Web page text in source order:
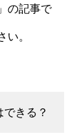
の記事で
い。
きる？